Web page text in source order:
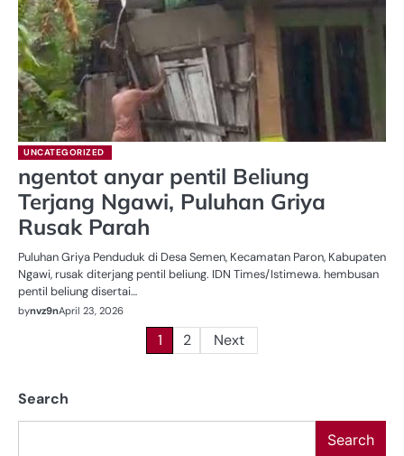
UNCATEGORIZED
ngentot anyar pentil Beliung
Terjang Ngawi, Puluhan Griya
Rusak Parah
Puluhan Griya Penduduk di Desa Semen, Kecamatan Paron, Kabupaten
Ngawi, rusak diterjang pentil beliung. IDN Times/Istimewa. hembusan
pentil beliung disertai…
bynvz9nApril 23, 2026
1 2 Next
Search
Search